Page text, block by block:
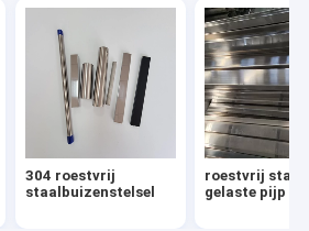
304 roestvrij
staalbuizenstelsel
roestvrij staal
gelaste pijp